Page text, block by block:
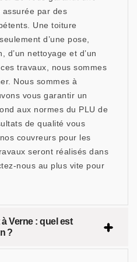
par des
Une toiture
d’une pose,
d’un nettoyage et d’un
travaux, nous sommes
Nous sommes à
vous garantir un
aux normes du PLU de
de qualité vous
couvreurs pour les
seront réalisés dans
nous au plus vite pour
Verne : quel est
?